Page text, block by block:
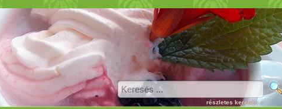
recept vegetáriánus
részletes keresés »